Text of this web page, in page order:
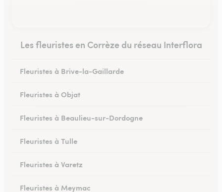
Les fleuristes en Corrèze du réseau Interflora
Fleuristes à Brive-la-Gaillarde
Fleuristes à Objat
Fleuristes à Beaulieu-sur-Dordogne
Fleuristes à Tulle
Fleuristes à Varetz
Fleuristes à Meymac